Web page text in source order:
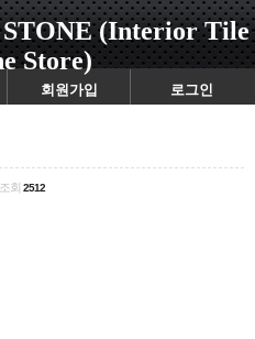
(Interior Tile
Store)
회원가입 로그인
조회 2512